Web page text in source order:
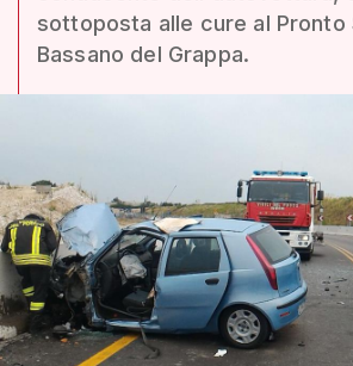
sottoposta alle cure al Pronto
Bassano del Grappa.